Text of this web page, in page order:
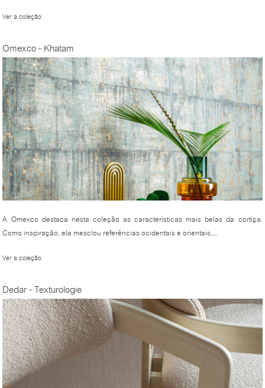
Ver a coleção
Omexco - Khatam
A Omexco destaca nesta coleção as características mais belas da cortiça.
Como inspiração, ela mesclou referências ocidentais e orientais,...
Ver a coleção
Dedar - Texturologie